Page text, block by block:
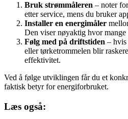
Bruk strømmåleren – noter
etter service, mens du bruker
Installer en energimåler
Den viser nøyaktig hvor
Følg med på driftstiden – hvis
eller tørketrommelen blir
effektivitet.
Ved å følge utviklingen får du et
faktisk betyr for energiforbruket.
Læs også: